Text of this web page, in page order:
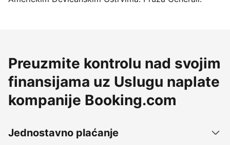
Preuzmite kontrolu nad svojim
finansijama uz Uslugu naplate
kompanije Booking.com
Jednostavno plaćanje